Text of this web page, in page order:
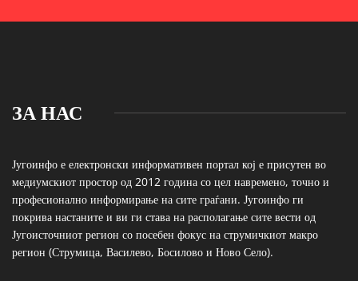
ЗА НАС
Југоинфо е електронски информативен портал кој е присутен во
медиумскиот простор од 2012 година со цел навремено, точно и
професионално информирање на сите граѓани. Југоинфо ги
покрива настаните и ви ги става на располагање сите вести од
Југоисточниот регион со посебен фокус на струмичкиот макро
регион (Струмица, Василево, Босилово и Ново Село).